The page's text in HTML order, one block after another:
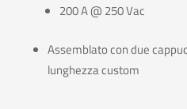
200 A @ 250 Vac
Assemblato con due
lunghezza custom